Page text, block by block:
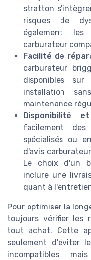
stratton
risques de
également
carburateur
Facilité de
carburateur
disponibles
installation
maintenance
Disponibilité
facilement
spécialisés ou
d'avis
Le choix d'un
inclure une
quant à
Pour optimiser la
toujours vérifier les
tout achat. Cette
seulement d'éviter
incompatibles